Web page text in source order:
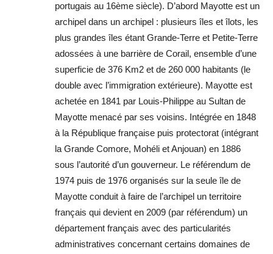
portugais au 16ème siècle). D’abord Mayotte est un
archipel dans un archipel : plusieurs îles et îlots, les
plus grandes îles étant Grande-Terre et Petite-Terre
adossées à une barrière de Corail, ensemble d’une
superficie de 376 Km2 et de 260 000 habitants (le
double avec l’immigration extérieure). Mayotte est
achetée en 1841 par Louis-Philippe au Sultan de
Mayotte menacé par ses voisins. Intégrée en 1848
à la République française puis protectorat (intégrant
la Grande Comore, Mohéli et Anjouan) en 1886
sous l’autorité d’un gouverneur. Le référendum de
1974 puis de 1976 organisés sur la seule île de
Mayotte conduit à faire de l’archipel un territoire
français qui devient en 2009 (par référendum) un
département français avec des particularités
administratives concernant certains domaines de